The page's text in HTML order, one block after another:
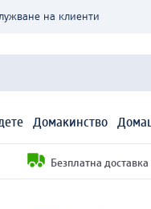
на клиенти
Домакинство
Безплатна